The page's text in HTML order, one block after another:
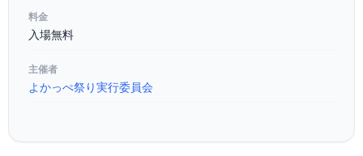
料金
入場無料
主催者
よかっぺ祭り実行委員会